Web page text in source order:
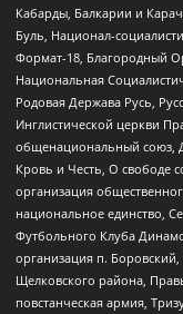
Кабарды, Балкарии и
Буль, Национал-
Формат-18, Благородный
Национальная
Родовая Держава Русь,
Инглистической церкви
общенациональный союз,
Кровь и Честь, О свободе
организация
национальное единство,
Футбольного Клуба
организация п.
Щелковского района,
повстанческая армия,